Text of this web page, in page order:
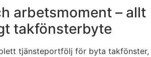
arbetsmoment – allt
takfönsterbyte
tjänsteportfölj för byta takfönster,